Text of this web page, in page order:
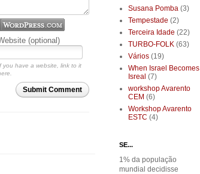
(optional)
you have a website, link to it
Submit Comment
Susana Pomba (3)
Tempestade (2)
Terceira Idade (22)
TURBO-FOLK (63)
Vários (19)
When Israel Becomes
Isreal (7)
workshop Avarento
CEM (6)
Workshop Avarento
ESTC (4)
SE...
1% da população
mundial decidisse